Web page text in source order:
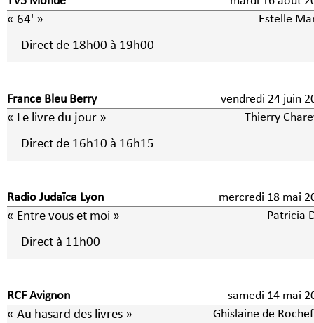
« 64' » Estelle
Direct de 18h00 à 19h00
France Bleu Berry vendredi 24 juin
« Le livre du jour » Thierry
Direct de 16h10 à 16h15
Radio Judaïca Lyon mercredi 18 mai
« Entre vous et moi » Patricia
Direct à 11h00
RCF Avignon samedi 14 mai
« Au hasard des livres » Ghislaine de